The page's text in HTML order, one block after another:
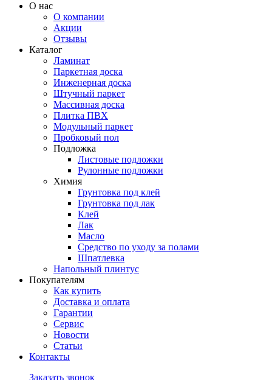
О нас
О компании
Акции
Отзывы
Каталог
Ламинат
Паркетная доска
Инженерная доска
Штучный паркет
Массивная доска
Плитка ПВХ
Модульный паркет
Пробковый пол
Подложка
Листовые подложки
Рулонные подложки
Химия
Грунтовка под клей
Грунтовка под лак
Клей
Лак
Масло
Средство по уходу за полами
Шпатлевка
Напольный плинтус
Покупателям
Как купить
Доставка и оплата
Гарантии
Сервис
Новости
Статьи
Контакты
Заказать звонок